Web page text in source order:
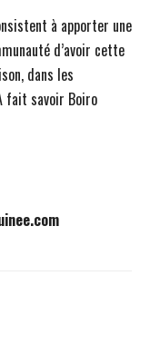
à apporter une
d’avoir cette
dans les
fait savoir Boiro